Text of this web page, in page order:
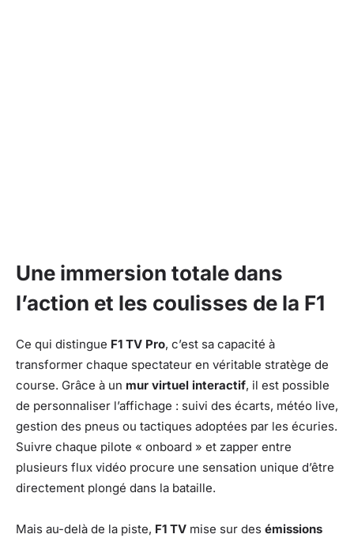
Une immersion totale dans
l’action et les coulisses de la F1
Ce qui distingue F1 TV Pro, c’est sa capacité à
transformer chaque spectateur en véritable stratège de
course. Grâce à un mur virtuel interactif, il est possible
de personnaliser l’affichage : suivi des écarts, météo live,
gestion des pneus ou tactiques adoptées par les écuries.
Suivre chaque pilote « onboard » et zapper entre
plusieurs flux vidéo procure une sensation unique d’être
directement plongé dans la bataille.
Mais au-delà de la piste, F1 TV mise sur des émissions